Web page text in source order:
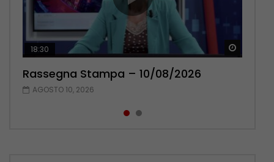
18:30
Rassegna Stampa – 10/08/2026
AGOSTO 10, 2026
20:13
Rassegna Stampa – 09/08/2026
AGOSTO 9, 2026